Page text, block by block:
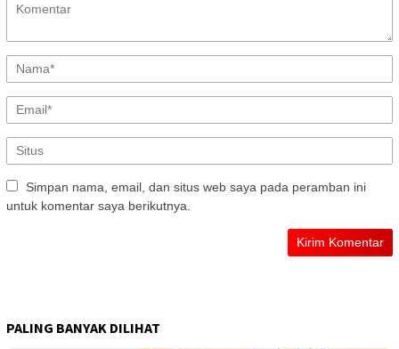
Simpan nama, email, dan situs web saya pada peramban ini
untuk komentar saya berikutnya.
PALING BANYAK DILIHAT